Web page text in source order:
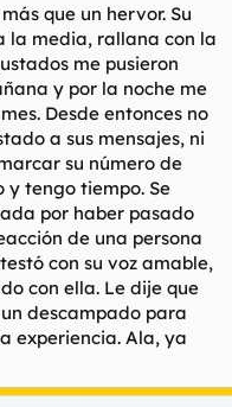
que un hervor. Su
la media, rallana con la
me pusieron
y por la noche me
Desde entonces no
a sus mensajes, ni
su número de
y tengo tiempo. Se
por haber pasado
de una persona
con su voz amable,
con ella. Le dije que
descampado para
experiencia. Ala, ya